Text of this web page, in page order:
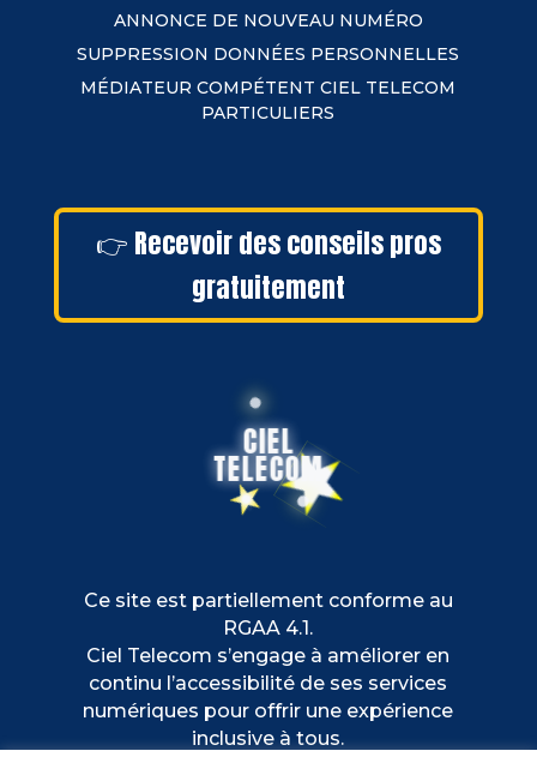
ANNONCE DE NOUVEAU NUMÉRO
SUPPRESSION DONNÉES PERSONNELLES
MÉDIATEUR COMPÉTENT CIEL TELECOM
PARTICULIERS
👉 Recevoir des conseils pros
gratuitement
CIEL
TELECOM
Ce site est partiellement conforme au
RGAA 4.1.
Ciel Telecom s’engage à améliorer en
continu l’accessibilité de ses services
numériques pour offrir une expérience
inclusive à tous.